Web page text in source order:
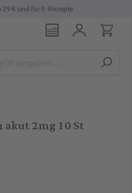
29 € und für E-Rezepte
2mg 10 St